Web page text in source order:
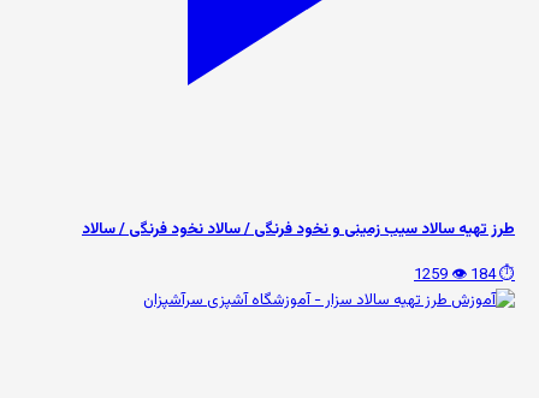
طرز تهیه سالاد سیب زمینی و نخود فرنگی / سالاد نخود فرنگی / سالاد
⏱️ 184
👁️ 1259